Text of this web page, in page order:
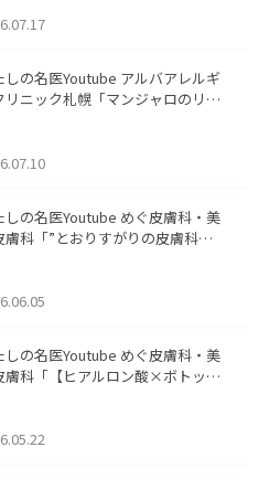
。
しの名医Youtube アルバアレルギ
リニック札幌「マンジャロのリア
しの名医Youtube めぐ皮膚科・美
膚科「”とおりすがりの皮膚科
しの名医Youtube めぐ皮膚科・美
膚科「【ヒアルロン酸×ボトック